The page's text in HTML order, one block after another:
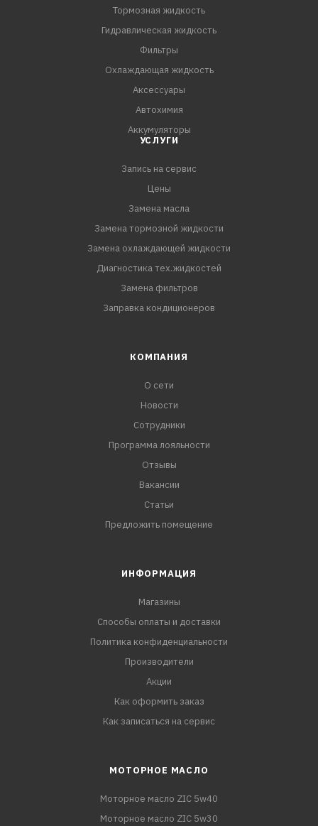
Тормозная жидкость
Гидравлическая жидкость
Фильтры
Охлаждающая жидкость
Аксессуары
Автохимия
Аккумуляторы
УСЛУГИ
Запись на сервис
Цены
Замена масла
Замена тормозной жидкости
Замена охлаждающей жидкости
Диагностика тех.жидкостей
Замена фильтров
Заправка кондиционеров
КОМПАНИЯ
О сети
Новости
Сотрудники
Программа лояльности
Отзывы
Вакансии
Статьи
Предложить помещение
ИНФОРМАЦИЯ
Магазины
Способы оплаты и доставки
Политика конфиденциальности
Производители
Акции
Как оформить заказ
Как записаться на сервис
МОТОРНОЕ МАСЛО
Моторное масло ZIC 5w40
Моторное масло ZIC 5w30